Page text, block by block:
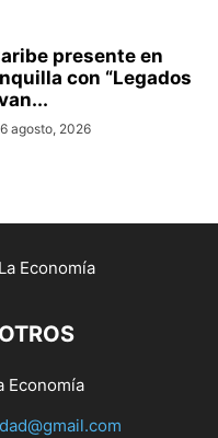
presente en
con “Legados
6 agosto, 2026
Economía